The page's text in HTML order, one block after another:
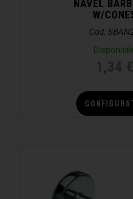
NAVEL
W/
Cod.
1,34 €
CONFIGURA